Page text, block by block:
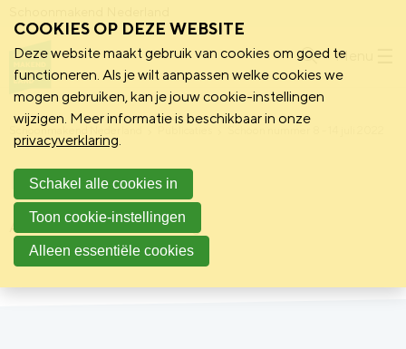
Menu
Schoonmakend Nederland
Hotspot
Artikel routekaartontwikkeling
COOKIES OP DEZE WEBSITE
Deze website maakt gebruik van cookies om goed te
functioneren. Als je wilt aanpassen welke cookies we
mogen gebruiken, kan je jouw cookie-instellingen
wijzigen. Meer informatie is beschikbaar in onze
privacyverklaring.
Schakel alle cookies in
Toon cookie-instellingen
Alleen essentiële cookies